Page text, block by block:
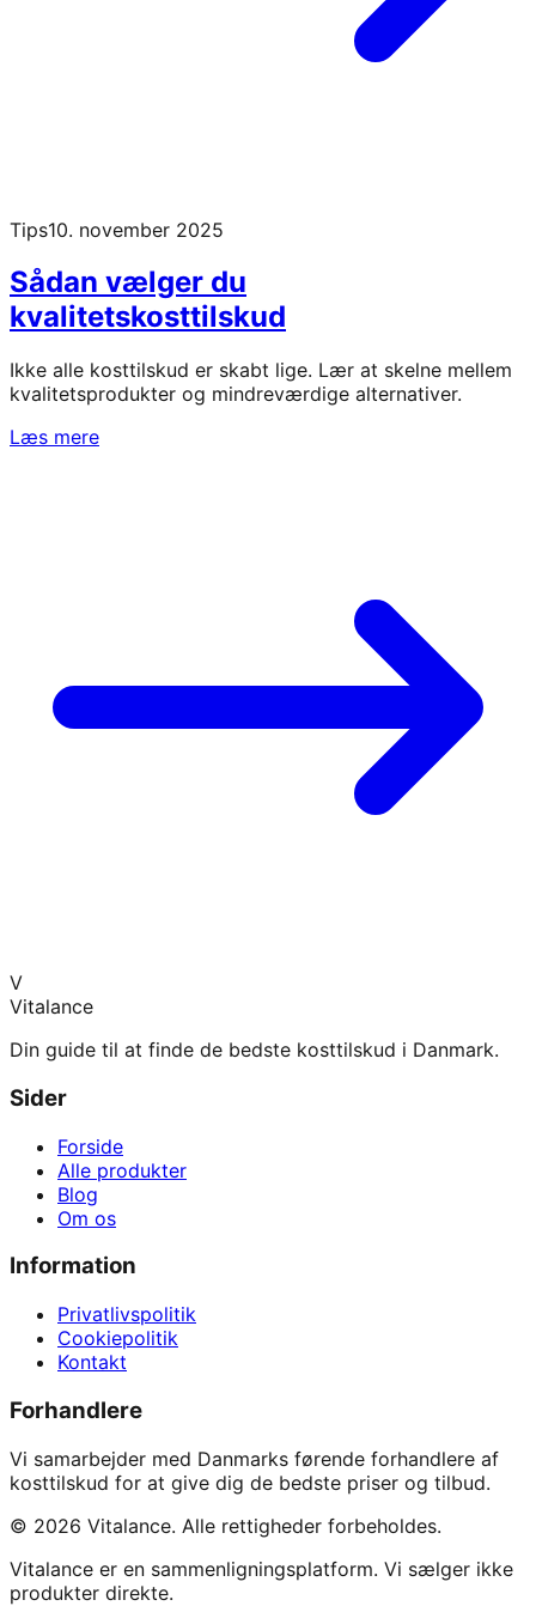
Tips10. november 2025
Sådan vælger du
kvalitetskosttilskud
Ikke alle kosttilskud er skabt lige. Lær at skelne mellem
kvalitetsprodukter og mindreværdige alternativer.
Læs mere
V
Vitalance
Din guide til at finde de bedste kosttilskud i Danmark.
Sider
Forside
Alle produkter
Blog
Om os
Information
Privatlivspolitik
Cookiepolitik
Kontakt
Forhandlere
Vi samarbejder med Danmarks førende forhandlere af
kosttilskud for at give dig de bedste priser og tilbud.
© 2026 Vitalance. Alle rettigheder forbeholdes.
Vitalance er en sammenligningsplatform. Vi sælger ikke
produkter direkte.